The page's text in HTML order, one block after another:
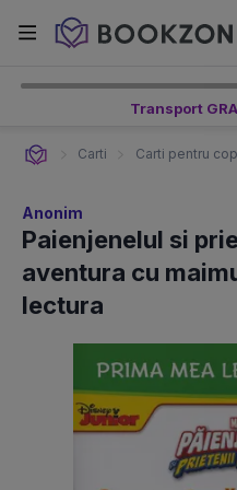
Transport
Carti Carti pentru
Anonim
Paienjenelul si
aventura cu
lectura